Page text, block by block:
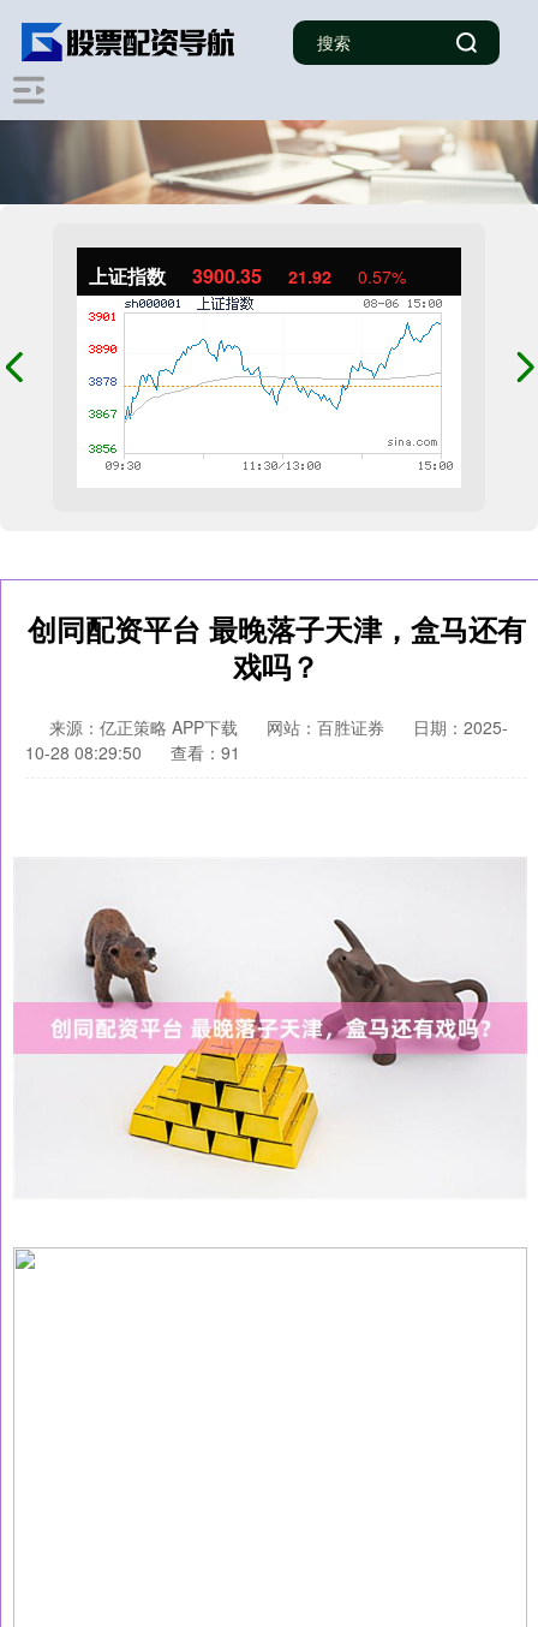
上证指数 3900.35 21.92 0.57%
创同配资平台 最晚落子天津，盒马还有
戏吗？
来源：亿正策略 APP下载 网站：百胜证券
日期：2025-
10-28 08:29:50
查看：91